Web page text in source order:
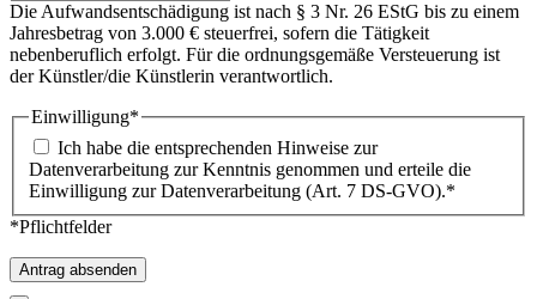
Die Aufwandsentschädigung ist nach § 3 Nr. 26 EStG bis zu einem
Jahresbetrag von 3.000 € steuerfrei, sofern die Tätigkeit
nebenberuflich erfolgt. Für die ordnungsgemäße Versteuerung ist
der Künstler/die Künstlerin verantwortlich.
Einwilligung*
Ich habe die entsprechenden Hinweise zur
Datenverarbeitung zur Kenntnis genommen und erteile die
Einwilligung zur Datenverarbeitung (Art. 7 DS-GVO).*
*Pflichtfelder